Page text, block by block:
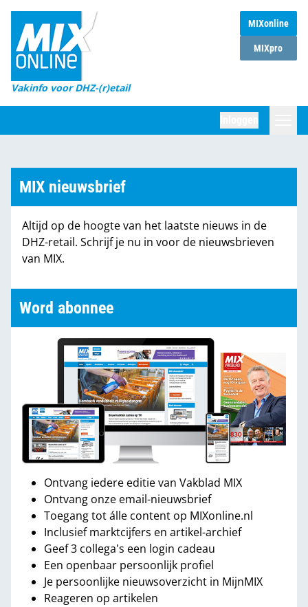
MIXonline
MIXpro
Vakinfo voor DHZ-(r)etail
Home
Magazines
DHZ Sessie
Marktcijfers
Partners
MIX nieuwsbrief
Altijd op de hoogte van het laatste nieuws in de
DHZ-retail. Schrijf je nu in voor de nieuwsbrieven
van MIX.
Word abonnee
Ontvang iedere editie van Vakblad MIX
Ontvang onze email-nieuwsbrief
Toegang tot álle content op MIXonline.nl
Inclusief marktcijfers en artikel-archief
Geef 3 collega's een login cadeau
Een openbaar persoonlijk profiel
Je persoonlijke nieuwsoverzicht in MijnMIX
Reageren op artikelen